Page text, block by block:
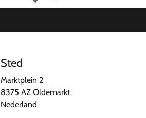
Sted
Marktplein 2
8375 AZ Oldemarkt
Nederland